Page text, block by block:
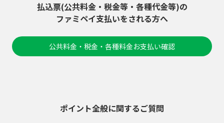
払込票(公共料金・税金等・各種代金等)の
ファミペイ支払いをされる方へ
公共料金・税金・各種料金お支払い確認
ポイント全般に関するご質問